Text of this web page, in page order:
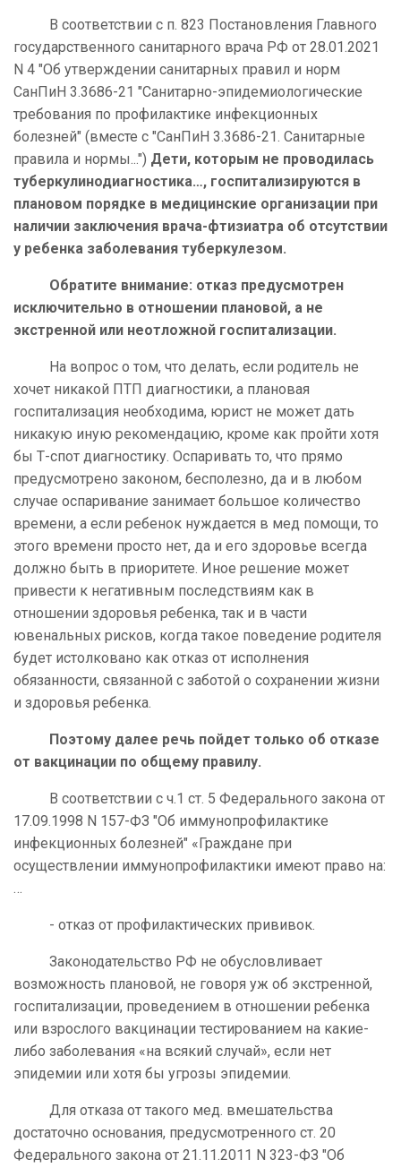
В соответствии с п. 823 Постановления Главного
государственного санитарного врача РФ от 28.01.2021
N 4 "Об утверждении санитарных правил и норм
СанПиН 3.3686-21 "Санитарно-эпидемиологические
требования по профилактике инфекционных
болезней" (вместе с "СанПиН 3.3686-21. Санитарные
правила и нормы...") Дети, которым не проводилась
туберкулинодиагностика…, госпитализируются в
плановом порядке в медицинские организации при
наличии заключения врача-фтизиатра об отсутствии
у ребенка заболевания туберкулезом.
Обратите внимание: отказ предусмотрен
исключительно в отношении плановой, а не
экстренной или неотложной госпитализации.
На вопрос о том, что делать, если родитель не
хочет никакой ПТП диагностики, а плановая
госпитализация необходима, юрист не может дать
никакую иную рекомендацию, кроме как пройти хотя
бы Т-спот диагностику. Оспаривать то, что прямо
предусмотрено законом, бесполезно, да и в любом
случае оспаривание занимает большое количество
времени, а если ребенок нуждается в мед помощи, то
этого времени просто нет, да и его здоровье всегда
должно быть в приоритете. Иное решение может
привести к негативным последствиям как в
отношении здоровья ребенка, так и в части
ювенальных рисков, когда такое поведение родителя
будет истолковано как отказ от исполнения
обязанности, связанной с заботой о сохранении жизни
и здоровья ребенка.
Поэтому далее речь пойдет только об отказе
от вакцинации по общему правилу.
В соответствии с ч.1 ст. 5 Федерального закона от
17.09.1998 N 157-ФЗ "Об иммунопрофилактике
инфекционных болезней" «Граждане при
осуществлении иммунопрофилактики имеют право на:
…
- отказ от профилактических прививок.
Законодательство РФ не обусловливает
возможность плановой, не говоря уж об экстренной,
госпитализации, проведением в отношении ребенка
или взрослого вакцинации тестированием на какие-
либо заболевания «на всякий случай», если нет
эпидемии или хотя бы угрозы эпидемии.
Для отказа от такого мед. вмешательства
достаточно основания, предусмотренного ст. 20
Федерального закона от 21.11.2011 N 323-ФЗ "Об